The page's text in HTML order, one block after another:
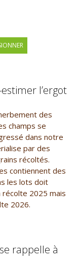
l’ergot
des
champs se
dans notre
par des
récoltés.
contiennent des
les lots doit
2025 mais
2026.
rappelle à